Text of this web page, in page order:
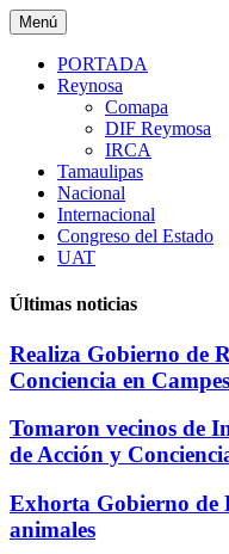
Saltar
al
contenido
Menú
PORTADA
Reynosa
Comapa
DIF Reymosa
IRCA
Tamaulipas
Nacional
Internacional
Congreso del Estado
UAT
Últimas noticias
Realiza Gobierno de
Conciencia en
Tomaron vecinos de
de Acción y
Exhorta Gobierno de
animales